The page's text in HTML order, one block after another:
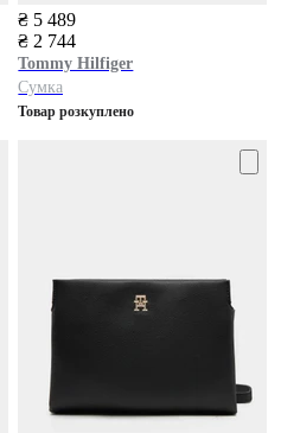
₴ 5 489
₴ 2 744
Tommy Hilfiger
Сумка
Товар розкуплено